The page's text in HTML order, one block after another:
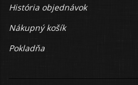
História objednávok
Nákupný košík
Pokladňa